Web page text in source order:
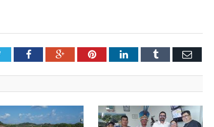
TwitterFacebookGoogle+PinterestLinkedInTumblr Email